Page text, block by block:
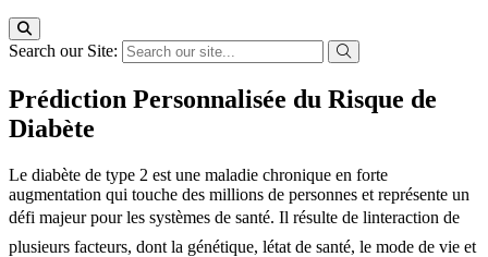
Search our Site:
Prédiction Personnalisée du Risque de
Diabète
Le diabète de type 2 est une maladie chronique en forte
augmentation qui touche des millions de personnes et représente un
défi majeur pour les systèmes de santé. Il résulte de linteraction de
plusieurs facteurs, dont la génétique, létat de santé, le mode de vie et